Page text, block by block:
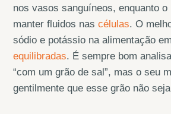
nos vasos sanguíneos, enquanto
manter fluidos nascélulas. O
sódio e potássio na alimentação em
equilibradas. É sempre bom
“com um grão de sal”, mas o seu
gentilmente que esse grão não